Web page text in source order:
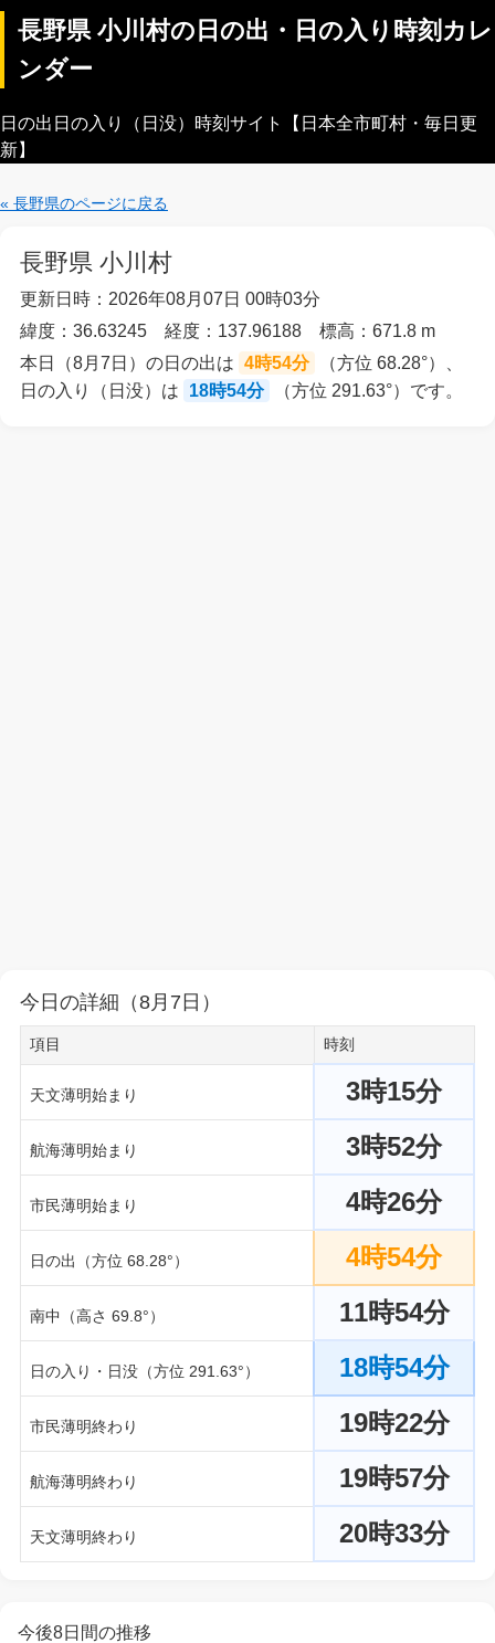
長野県 小川村の日の出・日の入り時刻カレ
ンダー
日の出日の入り（日没）時刻サイト【日本全市町村・毎日更
新】
« 長野県のページに戻る
長野県 小川村
更新日時：2026年08月07日 00時03分
緯度：36.63245 経度：137.96188 標高：671.8 m
本日（8月7日）の日の出は 4時54分
（方位 68.28°）、
日の入り（日没）は
18時54分 （方位 291.63°）です。
今日の詳細（8月7日）
項目 時刻
天文薄明始まり 3時15分
航海薄明始まり 3時52分
市民薄明始まり 4時26分
日の出（方位 68.28°） 4時54分
南中（高さ 69.8°） 11時54分
日の入り・日没（方位 291.63°） 18時54分
市民薄明終わり 19時22分
航海薄明終わり 19時57分
天文薄明終わり 20時33分
今後8日間の推移